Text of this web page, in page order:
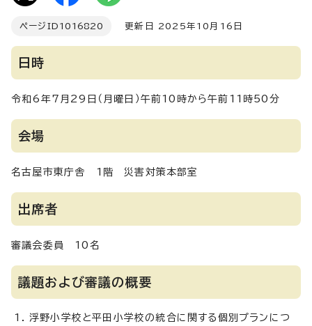
ページID 1016820 更新日 2025年10月16日
日時
令和6年7月29日（月曜日）午前10時から午前11時50分
会場
名古屋市東庁舎 1階 災害対策本部室
出席者
審議会委員 10名
議題および審議の概要
浮野小学校と平田小学校の統合に関する個別プランにつ